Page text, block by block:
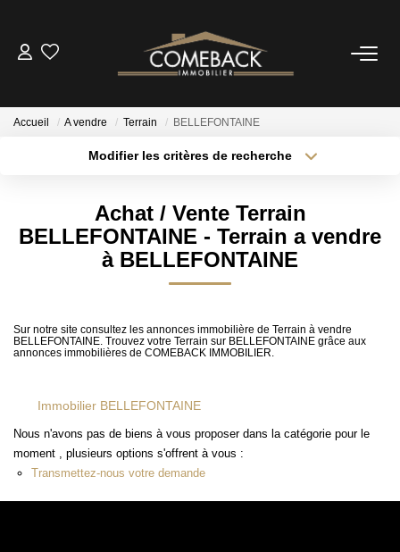
NOTRE AGENCE
CONTACT
Accueil A vendre Terrain BELLEFONTAINE
Modifier les critères de recherche
Budget max Plus de critères
Achat / Vente Terrain
BELLEFONTAINE - Terrain a vendre
à BELLEFONTAINE
Sur notre site consultez les annonces immobilière de Terrain à vendre
BELLEFONTAINE. Trouvez votre Terrain sur BELLEFONTAINE grâce aux
annonces immobilières de COMEBACK IMMOBILIER.
Immobilier BELLEFONTAINE
Nous n'avons pas de biens à vous proposer dans la catégorie pour le
moment , plusieurs options s'offrent à vous :
Transmettez-nous votre demande